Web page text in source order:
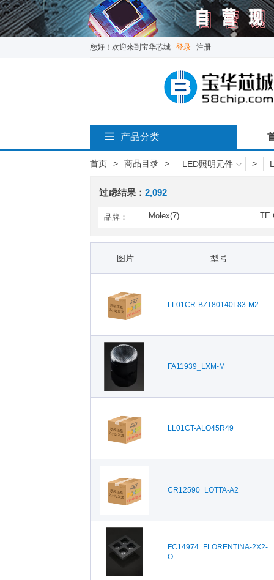
您好！欢迎来到宝华芯城 登录 注册
产品分类
首页 > 商品目录 > LED照明元件 >
过虑结果： 2,092
品牌： Molex(7)
TE
图片 型号
LL01CR-BZT80140L83-M2
FA11939_LXM-M
LL01CT-ALO45R49
CR12590_LOTTA-A2
FC14974_FLORENTINA-2X2-
O